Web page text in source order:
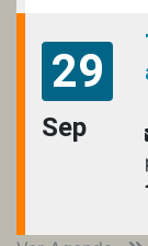
29
Sep